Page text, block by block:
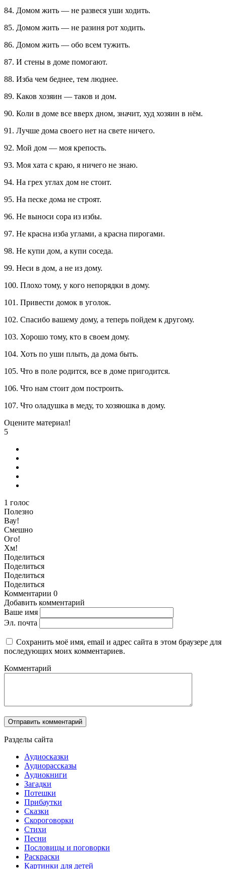
84. Домом жить — не развеся уши ходить.
85. Домом жить — не разиня рот ходить.
86. Домом жить — обо всем тужить.
87. И стены в доме помогают.
88. Изба чем беднее, тем люднее.
89. Каков хозяин — таков и дом.
90. Коли в доме все вверх дном, значит, худ хозяин в нём.
91. Лучше дома своего нет на свете ничего.
92. Мой дом — моя крепость.
93. Моя хата с краю, я ничего не знаю.
94. На грех углах дом не стоит.
95. На песке дома не строят.
96. Не выноси сора из избы.
97. Не красна изба углами, а красна пирогами.
98. Не купи дом, а купи соседа.
99. Неси в дом, а не из дому.
100. Плохо тому, у кого непорядки в дому.
101. Привести домок в уголок.
102. Спасибо вашему дому, а теперь пойдем к другому.
103. Хорошо тому, кто в своем дому.
104. Хоть по уши плыть, да дома быть.
105. Что в поле родится, все в доме пригодится.
106. Что нам стоит дом построить.
107. Что оладушка в меду, то хозяюшка в дому.
Оцените материал!
5
1 голос
Полезно
Вау!
Смешно
Ого!
Хм!
Поделиться
Поделиться
Поделиться
Поделиться
Комментарии 0
Добавить комментарий
Ваше имя
Эл. почта
Сохранить моё имя, email и адрес сайта в этом браузере для
последующих моих комментариев.
Комментарий
Разделы сайта
Аудиосказки
Аудиорассказы
Аудиокниги
Загадки
Потешки
Прибаутки
Сказки
Скороговорки
Стихи
Песни
Пословицы и поговорки
Раскраски
Картинки для детей